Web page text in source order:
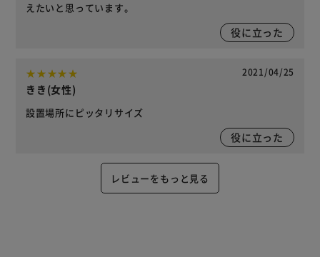
えたいと思っています。
役に立った
2021/04/25
きき(女性)
設置場所にピッタリサイズ
役に立った
レビューをもっと見る